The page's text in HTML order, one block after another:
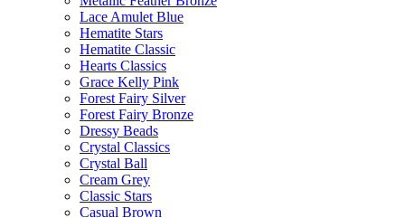
Lace Amulet Blue
Hematite Stars
Hematite Classic
Hearts Classics
Grace Kelly Pink
Forest Fairy Silver
Forest Fairy Bronze
Dressy Beads
Crystal Classics
Crystal Ball
Cream Grey
Classic Stars
Casual Brown